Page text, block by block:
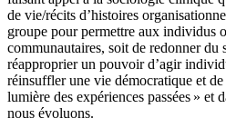
de vie/récits d’histoires
groupe pour permettre aux individus
communautaires, soit de redonner du
réapproprier un pouvoir d’agir
réinsuffler une vie démocratique et
lumière des expériences passées » et
nous évoluons.